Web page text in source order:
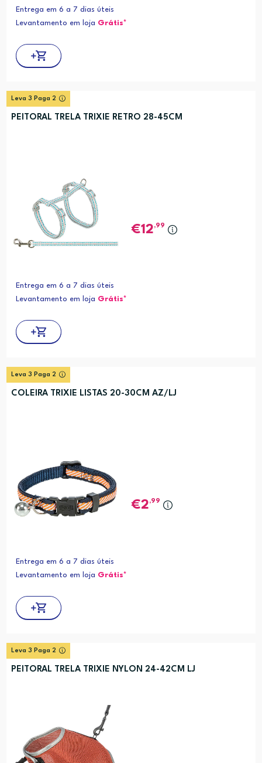
Entrega em 6 a 7 dias úteis
Levantamento em loja Grátis*
Leva 3 Paga 2
PEITORAL TRELA TRIXIE RETRO 28-45CM
12,99
Entrega em 6 a 7 dias úteis
Levantamento em loja Grátis*
Leva 3 Paga 2
COLEIRA TRIXIE LISTAS 20-30CM AZ/LJ
2,99
Entrega em 6 a 7 dias úteis
Levantamento em loja Grátis*
Leva 3 Paga 2
PEITORAL TRELA TRIXIE NYLON 24-42CM LJ